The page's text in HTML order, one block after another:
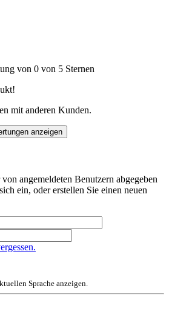
von 0 von 5 Sternen
mit anderen Kunden.
anzeigen
angemeldeten Benutzern abgegeben
ein, oder erstellen Sie einen neuen
Sprache anzeigen.